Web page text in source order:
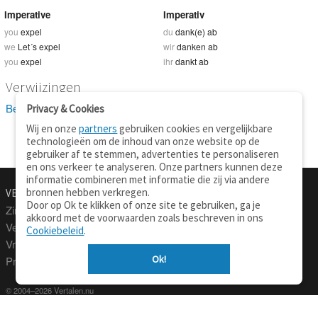
Imperative
you expel
we Let´s expel
you expel
Imperativ
du dank(e) ab
wirdanken ab
ihrdankt ab
Verwijzingen
Bekijk 6 definitie(s) van expel
VERTALEN.NU
Zinnen vertalen
Verklarend woordenboek
Vraagbaak
Professionele vertaling
© 2004–2026 Vertalen.nu
Over deze site
Privacy
Privacy & Cookies
Wij en onzepartners gebruiken cookies en vergelijkbare
technologieën om de inhoud van onze website op de
gebruiker af te stemmen, advertenties te personaliseren
en ons verkeer te analyseren. Onze partners kunnen deze
informatie combineren met informatie die zij via andere
bronnen hebben verkregen.
Door op Ok te klikken of onze site te gebruiken, ga je
akkoord met de voorwaarden zoals beschreven in ons
Cookiebeleid.
Ok!